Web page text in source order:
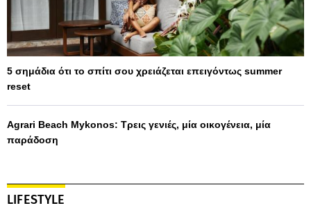
5 σημάδια ότι το σπίτι σου χρειάζεται επειγόντως summer
reset
Agrari Beach Mykonos: Τρεις γενιές, μία οικογένεια, μία
παράδοση
LIFESTYLE